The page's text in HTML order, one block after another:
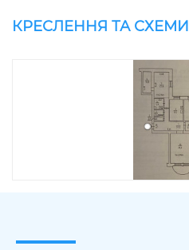
КРЕСЛЕННЯ ТА СХЕМИ